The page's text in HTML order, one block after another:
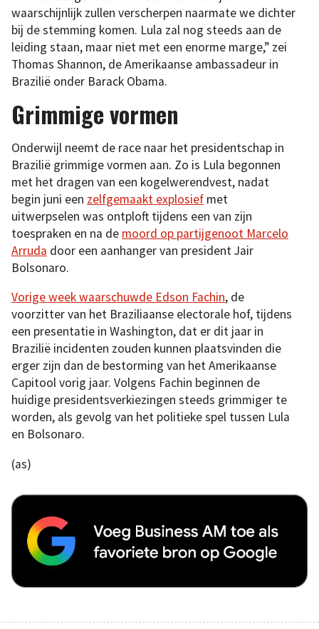
waarschijnlijk zullen verscherpen naarmate we dichter
bij de stemming komen. Lula zal nog steeds aan de
leiding staan, maar niet met een enorme marge,” zei
Thomas Shannon, de Amerikaanse ambassadeur in
Brazilië onder Barack Obama.
Grimmige vormen
Onderwijl neemt de race naar het presidentschap in
Brazilië grimmige vormen aan. Zo is Lula begonnen
met het dragen van een kogelwerendvest, nadat
begin juni een zelfgemaakt explosief met
uitwerpselen was ontploft tijdens een van zijn
toespraken en na de moord op partijgenoot Marcelo
Arruda door een aanhanger van president Jair
Bolsonaro.
Vorige week waarschuwde Edson Fachin, de
voorzitter van het Braziliaanse electorale hof, tijdens
een presentatie in Washington, dat er dit jaar in
Brazilië incidenten zouden kunnen plaatsvinden die
erger zijn dan de bestorming van het Amerikaanse
Capitool vorig jaar. Volgens Fachin beginnen de
huidige presidentsverkiezingen steeds grimmiger te
worden, als gevolg van het politieke spel tussen Lula
en Bolsonaro.
(as)